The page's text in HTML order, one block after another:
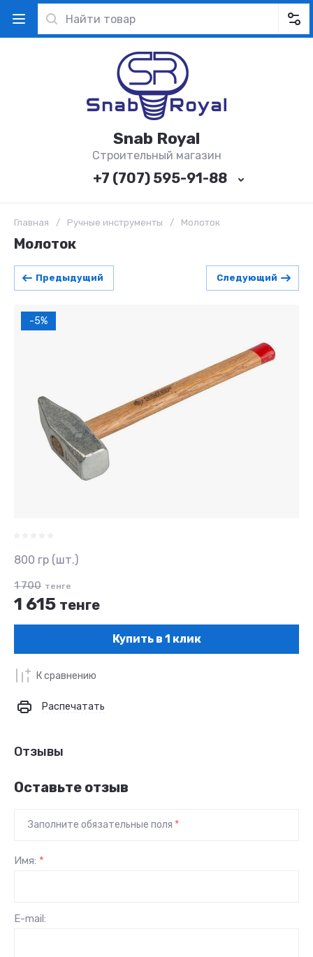
Snab Royal
Строительный магазин
+7 (707) 595-91-88
Главная / Ручные инструменты / Молоток
Молоток
Предыдущий Следующий
-5%
800 гр (шт.)
1 700 тенге
1 615 тенге
Купить в 1 клик
К сравнению
Распечатать
Отзывы
Оставьте отзыв
Заполните обязательные поля *
Имя: *
E-mail: